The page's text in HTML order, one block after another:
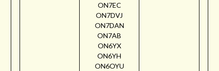
ON7EC
ON7DVJ
ON7DAN
ON7AB
ON6YX
ON6YH
ON6OYU